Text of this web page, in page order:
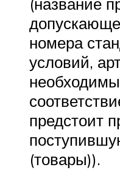
номера
условий,
предстоит
(товары)).